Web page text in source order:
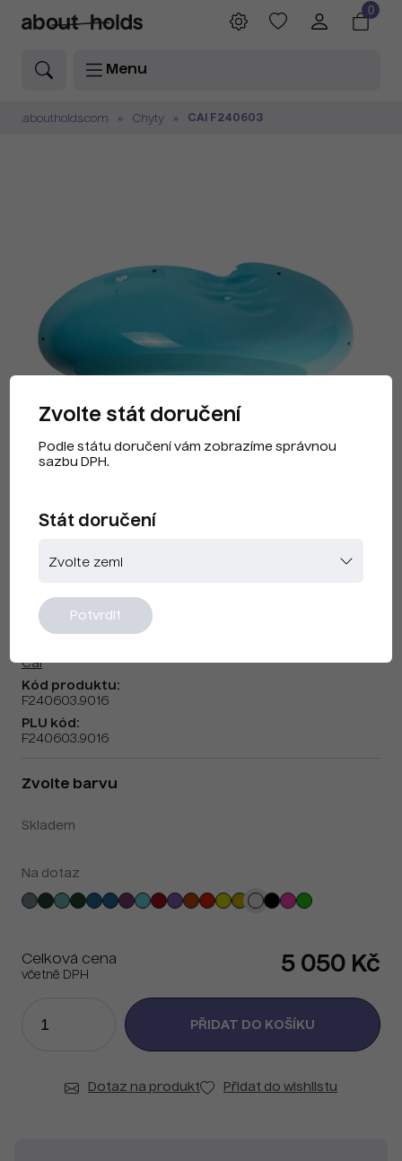
Menu
0
.aboutholds.com Chyty CAI F240603
CAI F240603 Dopravní bílá
Cai
Kód produktu:
F240603.9016
PLU kód:
F240603.9016
Zvolte barvu
Skladem
Na dotaz
Celková cena
včetně DPH 5 050 Kč
Dotaz na produkt Přidat do wishlistu
Zvolte stát doručení
Podle státu doručení vám zobrazíme správnou
sazbu DPH.
Stát doručení
Potvrdit